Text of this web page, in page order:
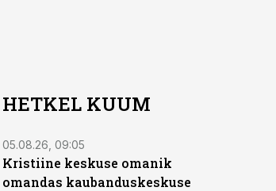
HETKEL KUUM
05.08.26, 09:05
Kristiine keskuse omanik
omandas kaubanduskeskuse